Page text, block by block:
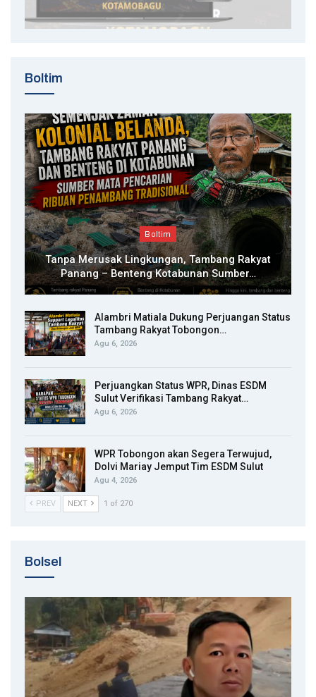
Boltim
Boltim
Tanpa Merusak Lingkungan, Tambang Rakyat
Panang – Benteng Kotabunan Sumber…
Alambri Matiala Dukung Perjuangan Status
Tambang Rakyat Tobongon…
Agu 6, 2026
Perjuangkan Status WPR, Dinas ESDM
Sulut Verifikasi Tambang Rakyat…
Agu 6, 2026
WPR Tobongon akan Segera Terwujud,
Dolvi Mariay Jemput Tim ESDM Sulut
Agu 4, 2026
PREV NEXT 1 of 270
Bolsel